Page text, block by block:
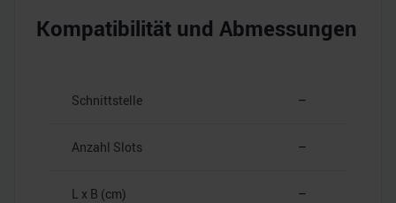
Kompatibilität und Abmessungen
Schnittstelle –
Anzahl Slots –
L x B (cm) –